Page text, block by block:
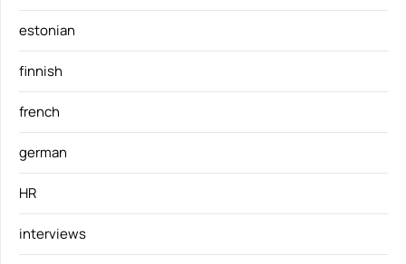
estonian
finnish
french
german
HR
interviews